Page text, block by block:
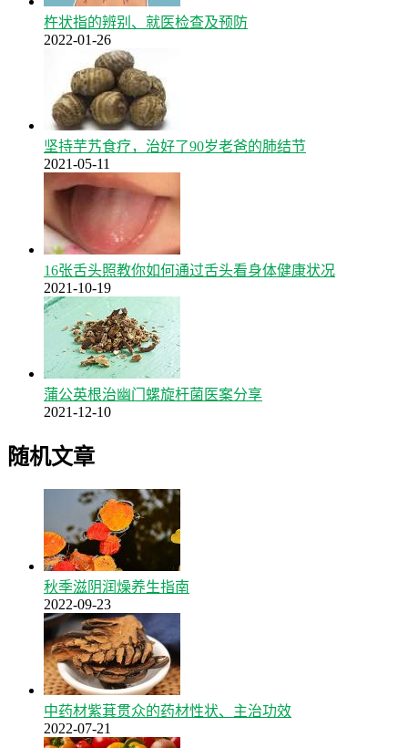
杵状指的辨别、就医检查及预防
2022-01-26
坚持芋艿食疗，治好了90岁老爸的肺结节
2021-05-11
16张舌头照教你如何通过舌头看身体健康状况
2021-10-19
蒲公英根治幽门螺旋杆菌医案分享
2021-12-10
随机文章
秋季滋阴润燥养生指南
2022-09-23
中药材紫萁贯众的药材性状、主治功效
2022-07-21